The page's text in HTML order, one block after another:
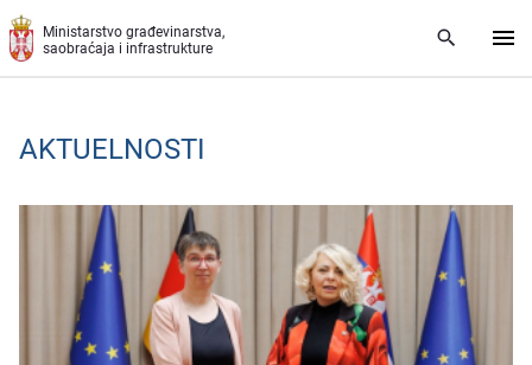
Preskoči na glavni deo sadržaja
Ministarstvo građevinarstva,
saobraćaja i infrastrukture
AKTUELNOSTI
PAGES